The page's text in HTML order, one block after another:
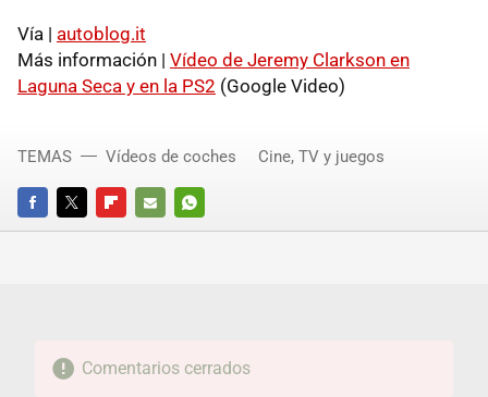
Vía | autoblog.it
Más información | Vídeo de Jeremy Clarkson en
Laguna Seca y en la PS2 (Google Video)
FACEBOOKTWITTERFLIPBOARD
E-
WHATSAPP
TEMAS Vídeos de coches Cine, TV y juegos
Comentarios cerrados